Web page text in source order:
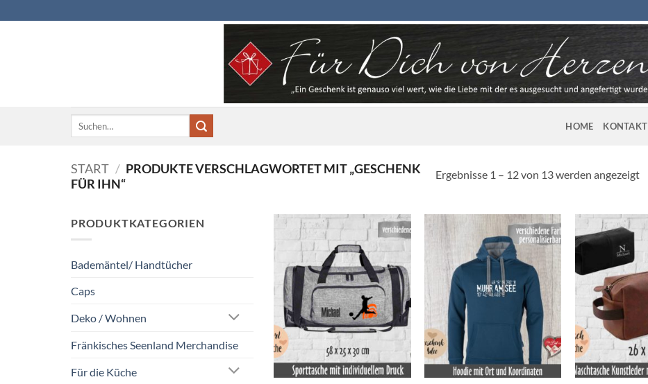
Inhalt
Suchen
HOME KONTAKT
START / PRODUKTE VERSCHLAGWORTET MIT „GESCHENK
FÜR IHN“
Ergebnisse 1 – 12 von 13 werden angezeigt
PRODUKTKATEGORIEN
Bademäntel/ Handtücher
Caps
Deko / Wohnen
Fränkisches Seenland Merchandise
Für die Küche